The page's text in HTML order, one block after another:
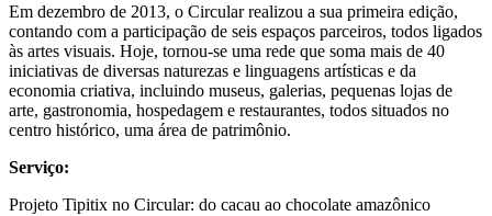
Em dezembro de 2013, o Circular realizou a sua primeira edição,
contando com a participação de seis espaços parceiros, todos ligados
às artes visuais. Hoje, tornou-se uma rede que soma mais de 40
iniciativas de diversas naturezas e linguagens artísticas e da
economia criativa, incluindo museus, galerias, pequenas lojas de
arte, gastronomia, hospedagem e restaurantes, todos situados no
centro histórico, uma área de patrimônio.
Serviço:
Projeto Tipitix no Circular: do cacau ao chocolate amazônico